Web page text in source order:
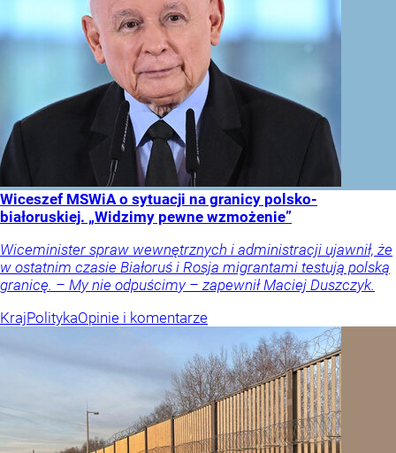
Wiceszef MSWiA o sytuacji na granicy polsko-
białoruskiej. „Widzimy pewne wzmożenie”
Wiceminister spraw wewnętrznych i administracji ujawnił, że
w ostatnim czasie Białoruś i Rosja migrantami testują polską
granicę. – My nie odpuścimy – zapewnił Maciej Duszczyk.
KrajPolitykaOpinie i komentarze